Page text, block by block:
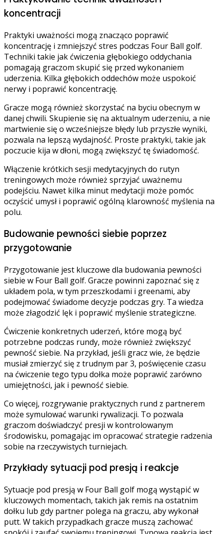
koncentracji
Praktyki uważności mogą znacząco poprawić
koncentrację i zmniejszyć stres podczas Four Ball golf.
Techniki takie jak ćwiczenia głębokiego oddychania
pomagają graczom skupić się przed wykonaniem
uderzenia. Kilka głębokich oddechów może uspokoić
nerwy i poprawić koncentrację.
Gracze mogą również skorzystać na byciu obecnym w
danej chwili. Skupienie się na aktualnym uderzeniu, a nie
martwienie się o wcześniejsze błędy lub przyszłe wyniki,
pozwala na lepszą wydajność. Proste praktyki, takie jak
poczucie kija w dłoni, mogą zwiększyć tę świadomość.
Włączenie krótkich sesji medytacyjnych do rutyn
treningowych może również sprzyjać uważnemu
podejściu. Nawet kilka minut medytacji może pomóc
oczyścić umysł i poprawić ogólną klarowność myślenia na
polu.
Budowanie pewności siebie poprzez
przygotowanie
Przygotowanie jest kluczowe dla budowania pewności
siebie w Four Ball golf. Gracze powinni zapoznać się z
układem pola, w tym przeszkodami i greenami, aby
podejmować świadome decyzje podczas gry. Ta wiedza
może złagodzić lęk i poprawić myślenie strategiczne.
Ćwiczenie konkretnych uderzeń, które mogą być
potrzebne podczas rundy, może również zwiększyć
pewność siebie. Na przykład, jeśli gracz wie, że będzie
musiał zmierzyć się z trudnym par 3, poświęcenie czasu
na ćwiczenie tego typu dołka może poprawić zarówno
umiejętności, jak i pewność siebie.
Co więcej, rozgrywanie praktycznych rund z partnerem
może symulować warunki rywalizacji. To pozwala
graczom doświadczyć presji w kontrolowanym
środowisku, pomagając im opracować strategie radzenia
sobie na rzeczywistych turniejach.
Przykłady sytuacji pod presją i reakcje
Sytuacje pod presją w Four Ball golf mogą wystąpić w
kluczowych momentach, takich jak remis na ostatnim
dołku lub gdy partner polega na graczu, aby wykonał
putt. W takich przypadkach gracze muszą zachować